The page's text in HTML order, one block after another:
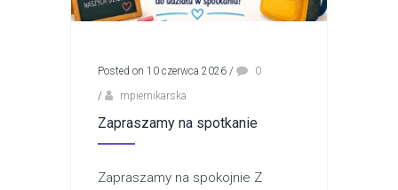
Posted on 10 czerwca 2026 /
0
/
mpiernikarska
Zapraszamy na spotkanie
Zapraszamy na spokojnie Z